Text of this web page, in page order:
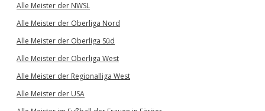
Alle Meister der NWSL
Alle Meister der Oberliga Nord
Alle Meister der Oberliga Süd
Alle Meister der Oberliga West
Alle Meister der Regionalliga West
Alle Meister der USA